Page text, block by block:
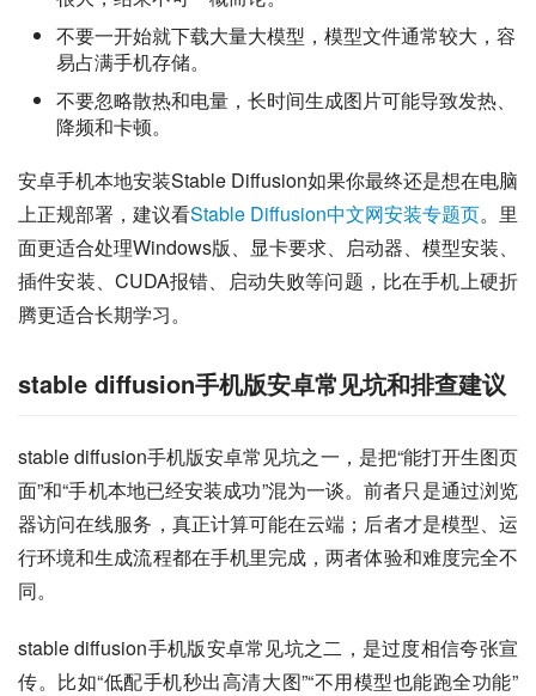
不要一开始就下载大量大模型，模型文件通常较大，容
易占满手机存储。
不要忽略散热和电量，长时间生成图片可能导致发热、
降频和卡顿。
安卓手机本地安装Stable Diffusion如果你最终还是想在电脑
上正规部署，建议看Stable Diffusion中文网安装专题页。里
面更适合处理Windows版、显卡要求、启动器、模型安装、
插件安装、CUDA报错、启动失败等问题，比在手机上硬折
腾更适合长期学习。
stable diffusion手机版安卓常见坑和排查建议
stable diffusion手机版安卓常见坑之一，是把“能打开生图页
面”和“手机本地已经安装成功”混为一谈。前者只是通过浏览
器访问在线服务，真正计算可能在云端；后者才是模型、运
行环境和生成流程都在手机里完成，两者体验和难度完全不
同。
stable diffusion手机版安卓常见坑之二，是过度相信夸张宣
传。比如“低配手机秒出高清大图”“不用模型也能跑全功能”